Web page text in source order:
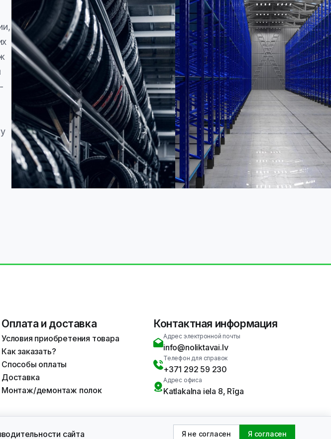
сайта Я не согласен Я согласен
Оплата и доставка
Условия приобретения товара
Как заказать?
Способы оплаты
Доставка
Монтаж/демонтаж полок
Контактная информация
Адрес электронной почты
info@noliktavai.lv
Телефон для справок
+371 292 59 230
Адрес офиса
Katlakalna iela 8, Rīga
Разработан